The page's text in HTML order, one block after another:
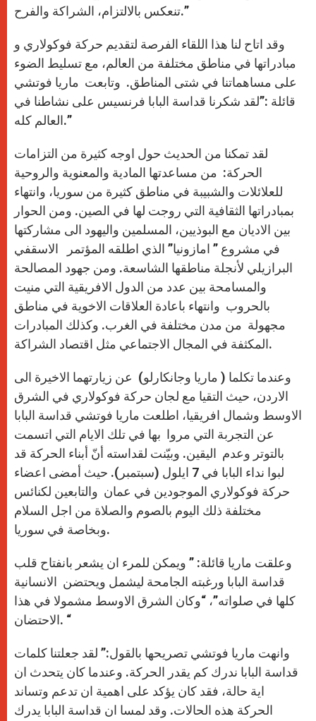
تنعكس بالالتزام، الشراكة والفرح.”
وقد اتاح لنا هذا اللقاء الفرصة لتقديم حركة فوكولاري و
مبادراتها في مناطق مختلفة من العالم، مع تسليط الضوء
على مساهماتنا في شتى المناطق. وتابعت ماريا فوتشي
قائلة :”لقد شكرنا قداسة البابا فرنسيس على نشاطنا في
العالم كله.”
لقد تمكنا من الحديث حول اوجه كثيرة من التزامات
الحركة: من مساعدتها المادية والمعنوية والروحية
للعلائلات والشبيبة في مناطق كثيرة من سوريا، وانتهاء
بمبادراتها الثقافية التي روجت لها في الصين. ومن الحوار
بين الاديان مع البوذيين، المسلمين واليهود الى مشاركتها
في مشروع ” امازونيا” الذي اطلقه المؤتمر الاسقفي
البرازيلي لأنجلة مناطقها الشاسعة. ومن جهود المصالحة
والمسامحة بين عدد من الدول الافريقية التي منيت
بالحروب وانتهاء باعادة العلاقات الاخوية في مناطق
مجهولة من مدن مختلفة في الغرب. وكذلك المبادرات
المكثفة في المجال الاجتماعي مثل اقتصاد الشراكة.
وعندما تكلما ( ماريا وجانكارلو) عن زيارتهما الاخيرة الى
الاردن، حيث التقيا مع لجان حركة فوكولاري في الشرق
الاوسط وشمال افريقيا، اطلعت ماريا فوتشي قداسة البابا
عن التجربة التي مروا بها في تلك الايام التي اتسمت
بالتوتر وعدم اليقين. وبيّنت لقداسته أنّ أبناء الحركة قد
لبوا نداء البابا في 7 ايلول (سبتمبر). حيث أمضى اعضاء
حركة فوكولاري الموجودين في عمان والتابعين لكنائس
مختلفة ذلك اليوم بالصوم والصلاة من اجل السلام
وبخاصة في سوريا.
وعلقت ماريا قائلة: ” ويمكن للمرء ان يشعر بانفتاح قلب
قداسة البابا ورغبته الجامحة ليشمل ويحتضن الانسانية
كلها في صلواته”، “وكان الشرق الاوسط مشمولا في هذا
الاحتضان. “
وانهت ماريا فوتشي تصريحها بالقول:” لقد جعلتنا كلمات
قداسة البابا ندرك كم يقدر الحركة. وعندما كان يتحدث ان
اية حالة، فقد كان يؤكد على اهمية ان تدعم وتساند
الحركة هذه الحالات. وقد لمسا ان قداسة البابا يدرك